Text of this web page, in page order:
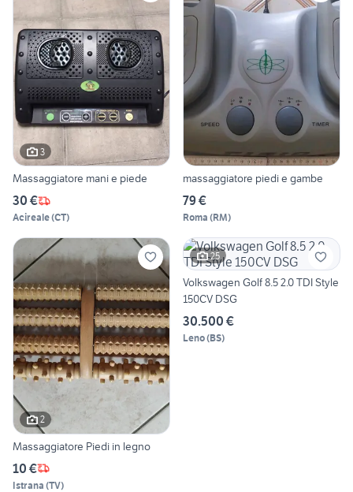
3
Massaggiatore mani e piede
30 €
Acireale(CT)
massaggiatore piedi e gambe
79 €
Roma (RM)
2
Massaggiatore Piedi in legno
10 €
Istrana (TV)
25
Volkswagen Golf 8.5 2.0 TDI Style
150CV DSG
30.500 €
Leno(BS)